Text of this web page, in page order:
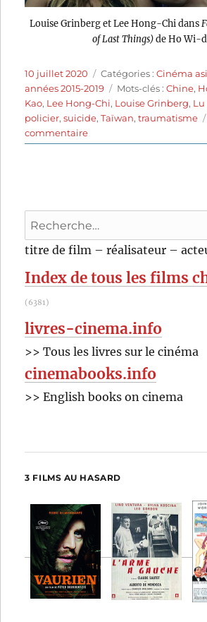
Louise Grinberg et Lee Hong-Chi dans
of Last Things)de Ho Wi-
Publié
le
10 juillet 2020 Catégories
Catégories :Cinéma
années 2015-2019
Étiquettes
Mots-clés :Chine,
Kao, Lee Hong-Chi, Louise Grinberg, Lu
policier,suicide,Taïwan,traumatisme
commentairesur
Face
de
Wi-
Recherche
pour
:
titre de film – réalisateur –
Index de tous les films
(6381)
livres-cinema.info
>> Tous les livres sur le cinéma
cinemabooks.info
>> English books on cinema
3 FILMS AU HASARD